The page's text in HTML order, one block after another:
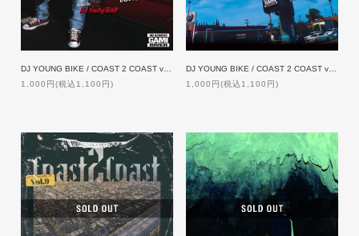
1,000円(税込1,100円)
1,000円(税込1,100円)